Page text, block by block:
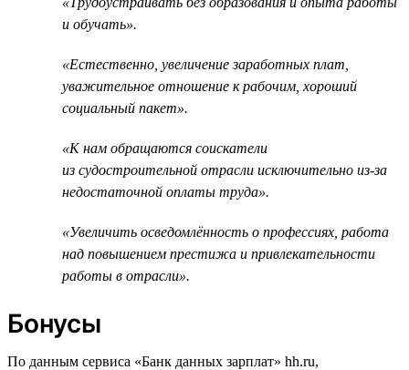
и обучать».
«Естественно, увеличение заработных плат,
уважительное отношение к рабочим, хороший
социальный пакет».
«К нам обращаются соискатели
из судостроительной отрасли исключительно из-за
недостаточной оплаты труда».
«Увеличить осведомлённость о профессиях, работа
над повышением престижа и привлекательности
работы в отрасли».
Бонусы
По данным сервиса «Банк данных зарплат» hh.ru,